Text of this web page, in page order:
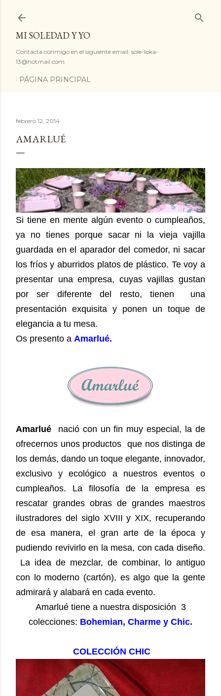
MI SOLEDAD Y YO
Contacta conmigo en el siguiente email: sole-loka-
13@hotmail.com
PÁGINA PRINCIPAL
febrero 12, 2014
AMARLUÉ
Si tiene en mente algún evento o cumpleaños,
ya no tienes porque sacar ni la vieja vajilla
guardada en el aparador del comedor, ni sacar
los fríos y aburridos platos de plástico. Te voy a
presentar una empresa, cuyas vajillas gustan
por ser diferente del resto, tienen una
presentación exquisita y ponen un toque de
elegancia a tu mesa.
Os presento a Amarlué.
Amarlué
nació con un fin muy especial, la de
ofrecernos unos productos que nos distinga de
los demás, dando un toque elegante, innovador,
exclusivo y ecológico a nuestros eventos o
cumpleaños. La filosofía de la empresa es
rescatar grandes obras de grandes maestros
ilustradores del siglo XVIII y XIX, recuperando
de esa manera, el gran arte de la época y
pudiendo revivirlo en la mesa, con cada diseño.
La idea de mezclar, de combinar, lo antiguo
con lo moderno (cartón), es algo que la gente
admirará y alabará en cada evento.
Amarlué tiene a nuestra disposición 3
colecciones: Bohemian, Charme y Chic.
COLECCIÓN CHIC